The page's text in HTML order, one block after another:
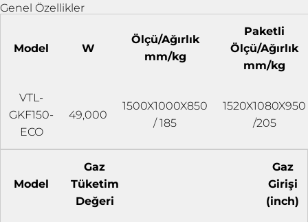
Genel Özellikler
Model W
Ölçü/Ağırlık
mm/kg
Paketli
Ölçü/Ağırlık
mm/kg
VTL-
GKF150-
ECO
49,000
1500X1000X850
/ 185
1520X1080X950
/205
Model
Gaz
Tüketim
Değeri
Gaz
Girişi
(inch)